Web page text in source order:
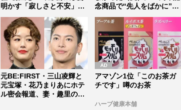
明かす「寂しさと不安」
念商品で“先人をばかに”で
元BE:FIRST・三山凌輝と
元宝塚・花乃まりあにホテ
ル密会報道、妻・趣里の出
アマゾン1位「このお茶ガ
チです」噂のお茶
ハーブ健康本舗